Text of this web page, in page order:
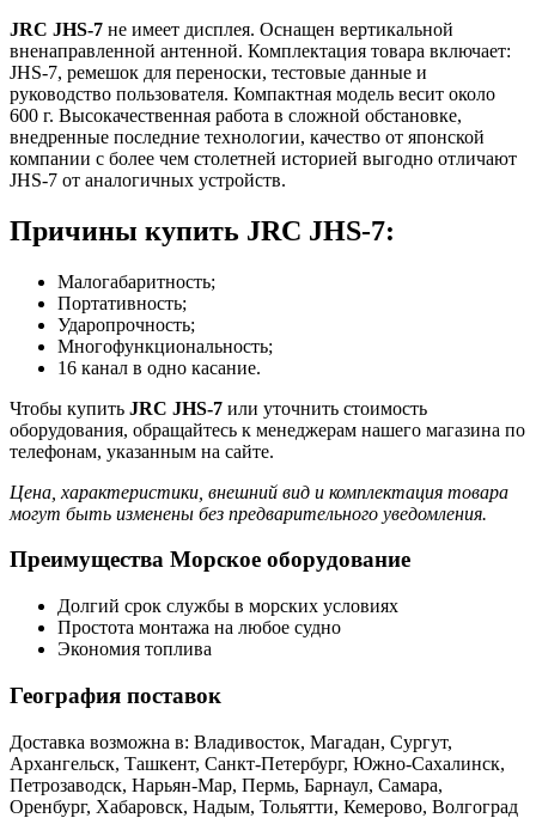
JRC JHS-7 не имеет дисплея. Оснащен вертикальной
вненаправленной антенной. Комплектация товара включает:
JHS-7, ремешок для переноски, тестовые данные и
руководство пользователя. Компактная модель весит около
600 г. Высокачественная работа в сложной обстановке,
внедренные последние технологии, качество от японской
компании с более чем столетней историей выгодно отличают
JHS-7 от аналогичных устройств.
Причины купить JRC JHS-7:
Малогабаритность;
Портативность;
Ударопрочность;
Многофункциональность;
16 канал в одно касание.
Чтобы купить JRC JHS-7 или уточнить стоимость
оборудования, обращайтесь к менеджерам нашего магазина по
телефонам, указанным на сайте.
Цена, характеристики, внешний вид и комплектация товара
могут быть изменены без предварительного уведомления.
Преимущества Морское оборудование
Долгий срок службы в морских условиях
Простота монтажа на любое судно
Экономия топлива
География поставок
Доставка возможна в: Владивосток, Магадан, Сургут,
Архангельск, Ташкент, Санкт-Петербург, Южно-Сахалинск,
Петрозаводск, Нарьян-Мар, Пермь, Барнаул, Самара,
Оренбург, Хабаровск, Надым, Тольятти, Кемерово, Волгоград